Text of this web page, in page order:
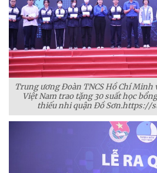
Trung ương Đoàn TNCS Hồ Chí
Việt Nam trao tặng 30 suất học
thiếu nhi quận Đồ Sơn.https://